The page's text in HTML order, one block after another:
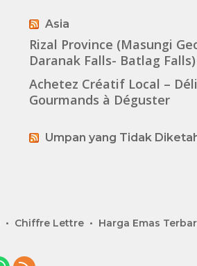
Asia
Rizal Province (Masungi
Daranak Falls- Batlag Falls)
Achetez Créatif Local –
Gourmands à Déguster
Umpan yang Tidak
Chiffre Lettre Harga Emas